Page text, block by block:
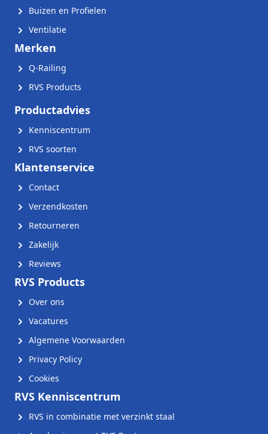
Buizen en Profielen
Ventilatie
Merken
Q-Railing
RVS Products
Productadvies
Kenniscentrum
RVS soorten
Klantenservice
Contact
Verzendkosten
Retourneren
Zakelijk
Reviews
RVS Products
Over ons
Vacatures
Algemene Voorwaarden
Privacy Policy
Cookies
RVS Kenniscentrum
RVS in combinatie met verzinkt staal